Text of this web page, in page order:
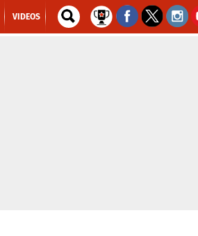
VIDEOS